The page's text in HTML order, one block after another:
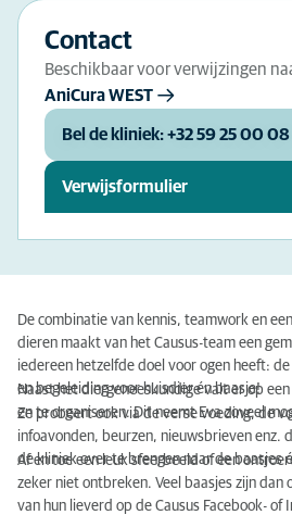
Contact
Beschikbaar voor verwijzingen
AniCura WEST
Bel de kliniek: +32 59 25 00 08
Verwijsformulier
De combinatie van kennis, teamwork en
dieren maakt van het Causus-team een
iedereen hetzelfde doel voor ogen heeft:
en begeleiding voor huisdier én baasje!
Naast het diergeneeskundige valt er op
en te organiseren. Dit neemt Eva zoveel
Ze probeert ook via de verse voeding, de
infoavonden, beurzen, nieuwsbrieven enz.
de kliniek over te brengen naar de baasjes
Af en toe een leuk sfeerbeeld of een
zeker niet ontbreken. Veel baasjes zijn dan
van hun lieverd op de Causus Facebook- of